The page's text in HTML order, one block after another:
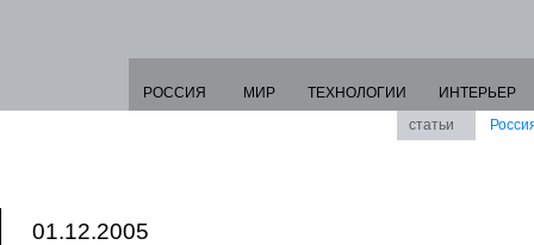
РОССИЯ МИР ТЕХНОЛОГИИ
ИНТЕРЬЕР
статьи
01.12.2005